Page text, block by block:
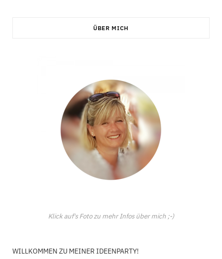
ÜBER MICH
Klick auf's Foto zu mehr Infos über mich ;-)
WILLKOMMEN ZU MEINER IDEENPARTY!